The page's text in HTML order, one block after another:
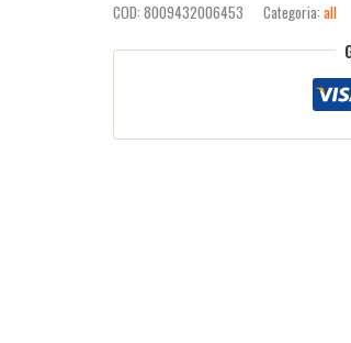
COD:8009432006453 Categoria:all